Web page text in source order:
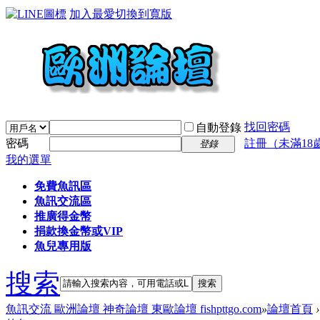
加入最愛切換到寬版
自動登錄 找回密碼
密碼
登錄
註冊（未滿18
我的選單
免費魚訊區
魚訊交流區
推廣得金幣
捐款換金幣或VIP
魚兒專用版
搜索 搜索
魚訊交流 歐洲論壇 神奇論壇 東歐論壇 fishpttgo.com»論壇首頁 ›